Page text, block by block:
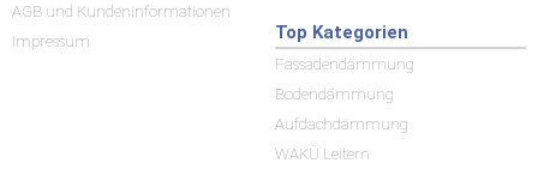
AGB und Kundeninformationen
Impressum
Top Kategorien
Fassadendämmung
Bodendämmung
Aufdachdämmung
WAKÜ Leitern